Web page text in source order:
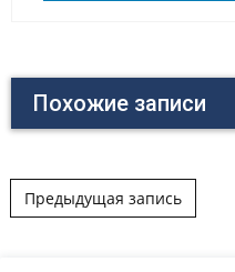
Похожие записи
Post navigation
Предыдущая запись